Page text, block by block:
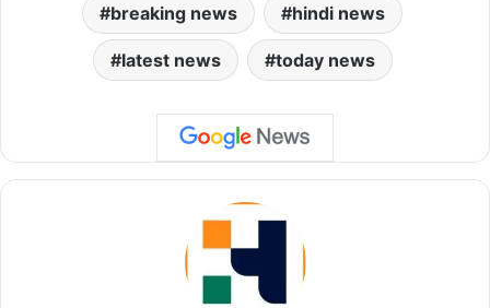
breaking news hindi news
latest news today news